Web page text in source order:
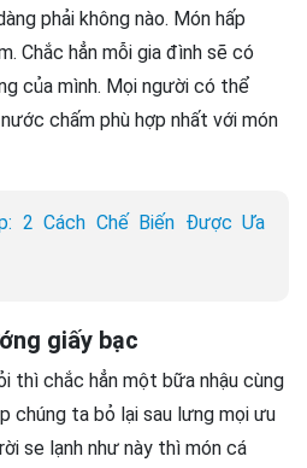
phải không nào. Món hấp
Chắc hẳn mỗi gia đình sẽ có
của mình. Mọi người có thể
chấm phù hợp nhất với món
2 Cách Chế Biến Được Ưa
giấy bạc
thì chắc hẳn một bữa nhậu cùng
chúng ta bỏ lại sau lưng mọi ưu
se lạnh như này thì món cá